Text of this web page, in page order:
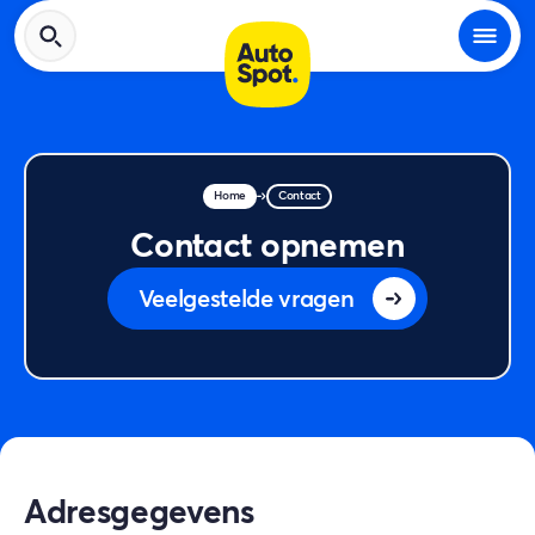
Home Contact
Contact opnemen
Veelgestelde vragen
Adresgegevens